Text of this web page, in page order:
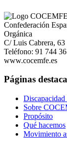
Confederación
Orgánica
C/ Luis Cabrera,
Teléfono: 91 744
www.cocemfe.es
Páginas
Sobre
Propósito
Qué hacemos
Movimiento